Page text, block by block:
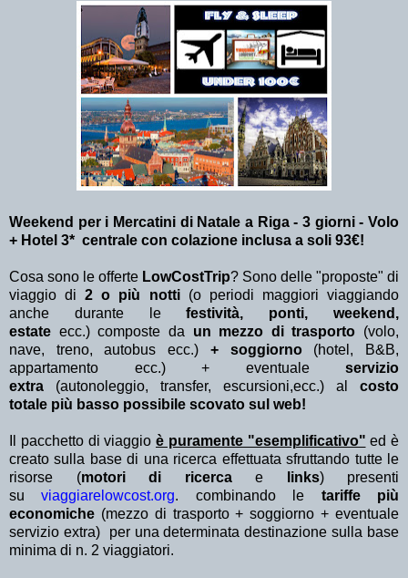
Weekend per i Mercatini di Natale a Riga - 3 giorni - Volo
+ Hotel 3* centrale con colazione inclusa a soli 93€!
Cosa sono le offerte LowCostTrip? Sono delle "proposte" di
viaggio di2 o più notti (o periodi maggiori viaggiando
anche durante lefestività, ponti, weekend,
estate ecc.) composte da un mezzo di trasporto (volo,
nave, treno, autobus ecc.) + soggiorno(hotel, B&B,
appartamento ecc.) + eventuale servizio
extra (autonoleggio, transfer, escursioni,ecc.) al costo
totale più basso possibile scovato sul web!
Il pacchetto di viaggio è puramente "esemplificativo" ed è
creato sulla base di una ricerca effettuata sfruttando tutte le
risorse (motori di ricerca e links) presenti
suviaggiarelowcost.org. combinando le tariffe più
economiche (mezzo di trasporto + soggiorno + eventuale
servizio extra)
per una determinata destinazione sulla base
minima di n. 2 viaggiatori.